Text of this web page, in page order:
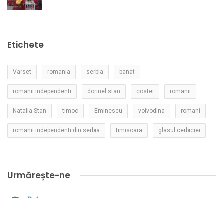
Etichete
Varset romania serbia banat
romanii independenti dorinel stan costei romanii
Natalia Stan timoc Eminescu voivodina romani
romanii independenti din serbia timisoara glasul cerbiciei
Urmărește-ne